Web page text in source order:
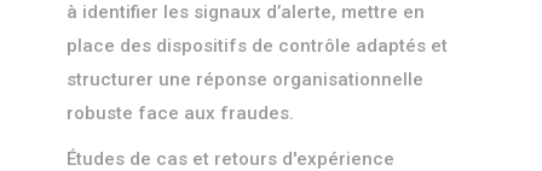
à identifier les signaux d’alerte, mettre en
place des dispositifs de contrôle adaptés et
structurer une réponse organisationnelle
robuste face aux fraudes.
Études de cas et retours d'expérience